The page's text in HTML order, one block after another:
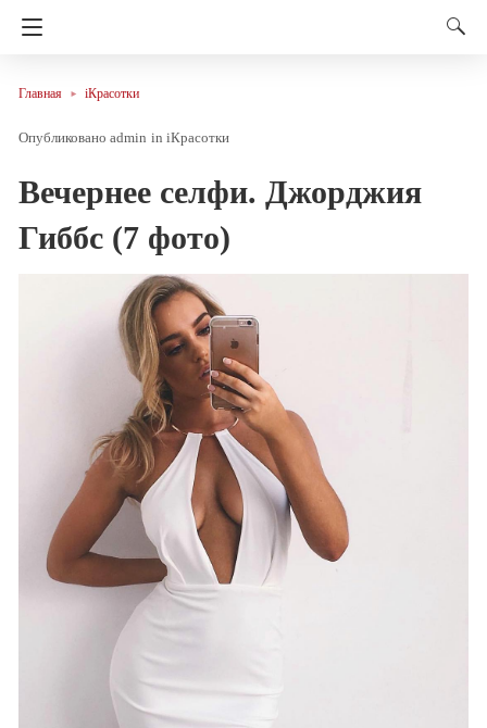
Главная iКрасотки
admin in iКрасотки
Вечернее селфи. Джорджия
Гиббс (7 фото)